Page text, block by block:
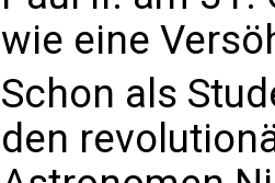
wie eine
Schon als
den